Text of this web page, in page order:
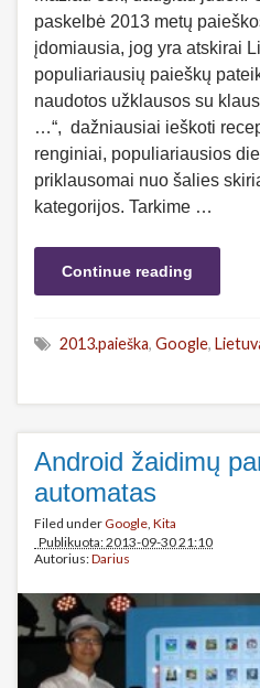
paskelbė 2013 metų
įdomiausia, jog yra atskirai
populiariausių paieškų
naudotos užklausos su
…“, dažniausiai ieškoti
renginiai, populiariausios
priklausomai nuo šalies
kategorijos. Tarkime …
Continue reading
2013.paieška, Google,
Android žaidimų
automatas
Filed underGoogle, Kita
Publikuota: 2013-09-30 21:10
Autorius:Darius